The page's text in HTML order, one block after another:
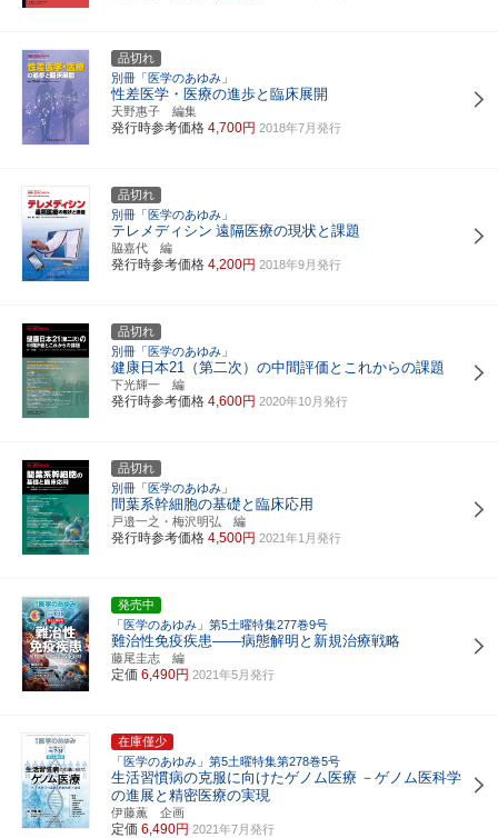
品切れ
別冊「医学のあゆみ」
性差医学・医療の進歩と臨床展開
天野惠子 編集
発行時参考価格 4,700円 2018年7月発行
品切れ
別冊「医学のあゆみ」
テレメディシン 遠隔医療の現状と課題
脇嘉代 編
発行時参考価格 4,200円 2018年9月発行
品切れ
別冊「医学のあゆみ」
健康日本21（第二次）の中間評価とこれからの課題
下光輝一 編
発行時参考価格 4,600円 2020年10月発行
品切れ
別冊「医学のあゆみ」
間葉系幹細胞の基礎と臨床応用
戸邉一之・梅沢明弘 編
発行時参考価格 4,500円 2021年1月発行
発売中
「医学のあゆみ」第5土曜特集277巻9号
難治性免疫疾患――病態解明と新規治療戦略
藤尾圭志 編
定価 6,490円 2021年5月発行
在庫僅少
「医学のあゆみ」第5土曜特集第278巻5号
生活習慣病の克服に向けたゲノム医療 －ゲノム医科学
の進展と精密医療の実現
伊藤薫 企画
定価 6,490円 2021年7月発行